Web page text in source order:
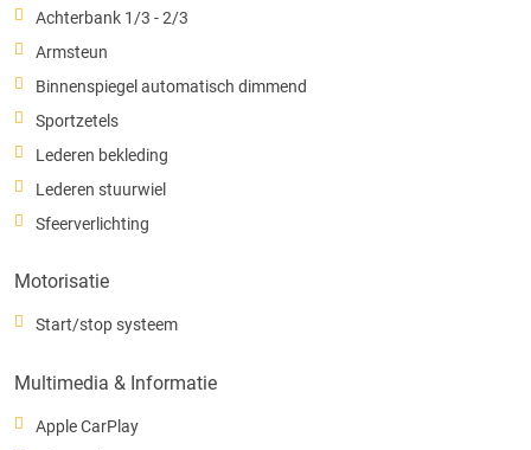
Achterbank 1/3 - 2/3
Armsteun
Binnenspiegel automatisch dimmend
Sportzetels
Lederen bekleding
Lederen stuurwiel
Sfeerverlichting
Motorisatie
Start/stop systeem
Multimedia & Informatie
Apple CarPlay